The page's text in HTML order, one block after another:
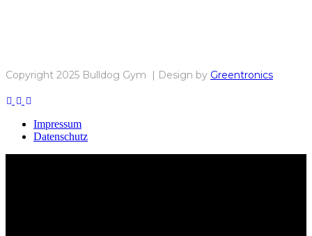
Copyright 2025 Bulldog Gym | Design by Greentronics
Impressum
Datenschutz